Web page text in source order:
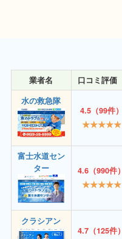
業者名 口コミ評価
水の救急隊
4.5（99件）
★★★★★
富士水道セン
ター
4.6（990件）
★★★★★
クラシアン
4.7（125件）